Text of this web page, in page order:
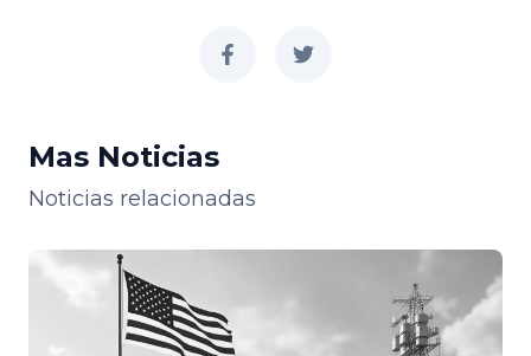
facebooktwitter
Mas Noticias
Noticias relacionadas